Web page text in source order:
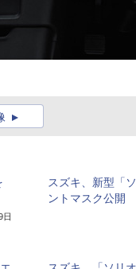
日
スズキ、新型「
ントマスク公開